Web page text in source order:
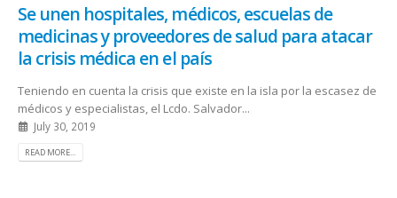
Se unen hospitales, médicos, escuelas de
medicinas y proveedores de salud para atacar
la crisis médica en el país
Teniendo en cuenta la crisis que existe en la isla por la escasez de
médicos y especialistas, el Lcdo. Salvador...
July 30, 2019
READ MORE...